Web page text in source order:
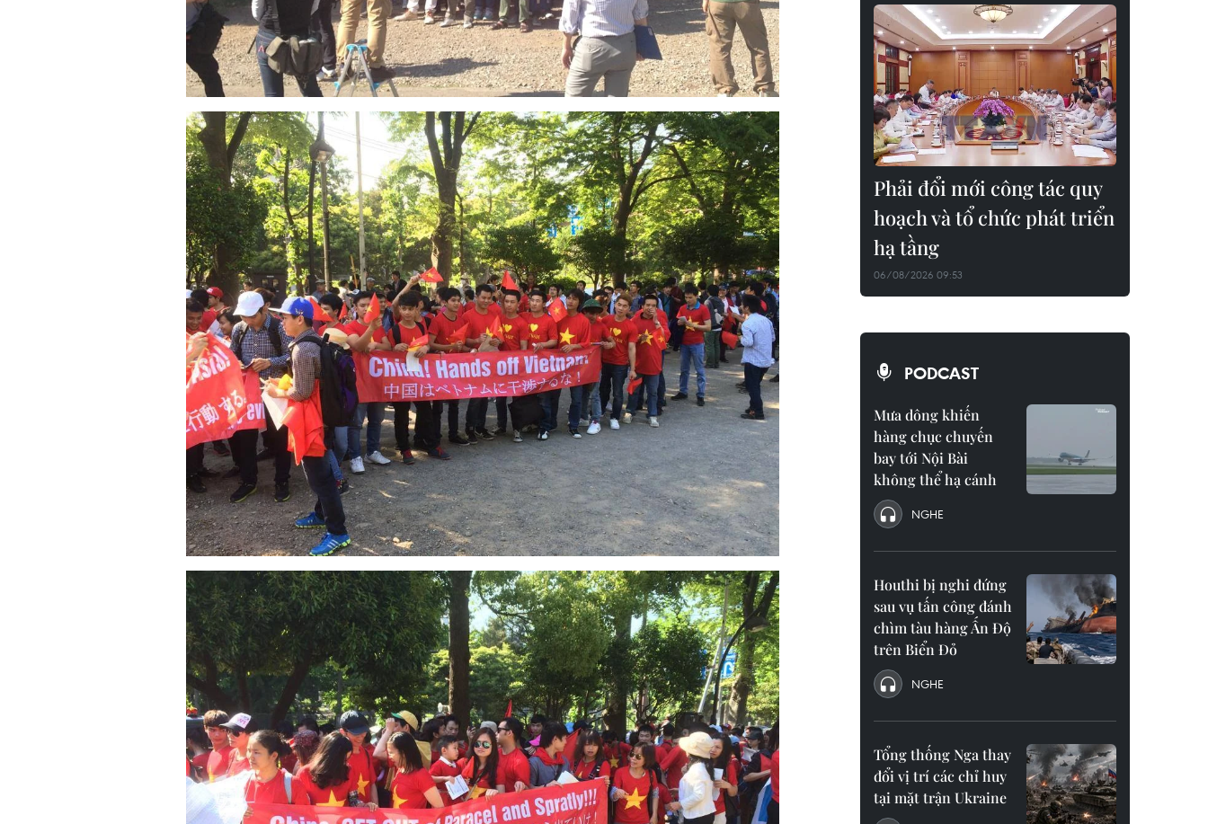
Phải đổi mới công tác quy
hoạch và tổ chức phát triển
hạ tầng
06/08/2026 09:53
PODCAST
Mưa dông khiến
hàng chục chuyến
bay tới Nội Bài
không thể hạ cánh
NGHE
Houthi bị nghi đứng
sau vụ tấn công đánh
chìm tàu hàng Ấn Độ
trên Biển Đỏ
NGHE
Tổng thống Nga thay
đổi vị trí các chỉ huy
tại mặt trận Ukraine